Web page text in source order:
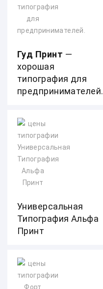
Гуд Принт —
хорошая
типография для
предпринимателей.
Универсальная
Типография Альфа
Принт